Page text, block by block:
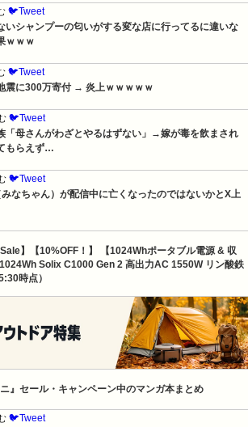
🐦Tweet
いシャンプーの匂いがする変な店に行ってるに違いな
ｗｗｗ
🐦Tweet
震に300万寄付 → 炎上ｗｗｗｗｗ
🐦Tweet
「母さんがわざとやるはずない」→嫁が毒を飲まされ
もらえず…
🐦Tweet
なちゃん）が配信中に亡くなったのではないかとX上
】【10%OFF！】 【1024Whポータブル電源 & 収
Solix C1000 Gen 2 高出力AC 1550W リン酸鉄
時点）
』セール・キャンペーン中のマンガ本まとめ
🐦Tweet